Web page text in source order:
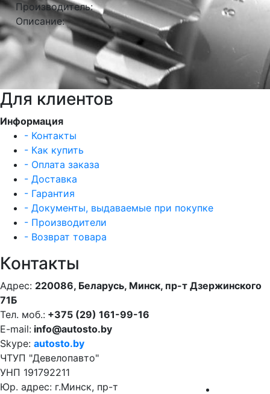
Производитель:
Описание:
Для клиентов
Информация
- Контакты
- Как купить
- Оплата заказа
- Доставка
- Гарантия
- Документы, выдаваемые при покупке
- Производители
- Возврат товара
Контакты
Адрес: 220086, Беларусь, Минск, пр-т Дзержинского
71Б
Тел. моб.: +375 (29) 161-99-16
E-mail: info@autosto.by
Skype: autosto.by
ЧТУП "Девелопавто"
УНП 191792211
Юр. адрес: г.Минск, пр-т